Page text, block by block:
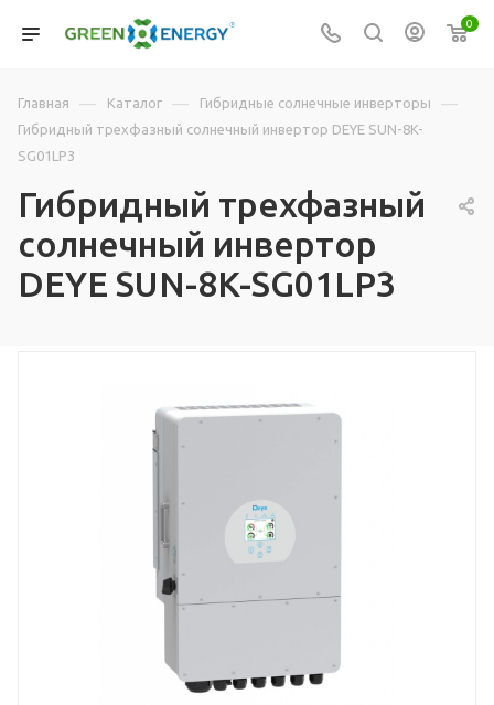
0
Главная — Каталог — Гибридные солнечные инверторы —
Гибридный трехфазный солнечный инвертор DEYE SUN-8K-
SG01LP3
Гибридный трехфазный
солнечный инвертор
DEYE SUN-8K-SG01LP3